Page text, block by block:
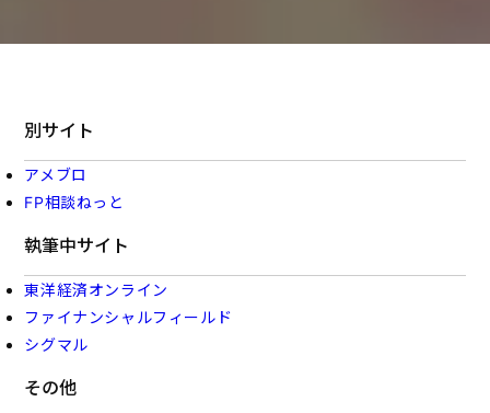
別サイト
アメブロ
FP相談ねっと
執筆中サイト
東洋経済オンライン
ファイナンシャルフィールド
シグマル
その他